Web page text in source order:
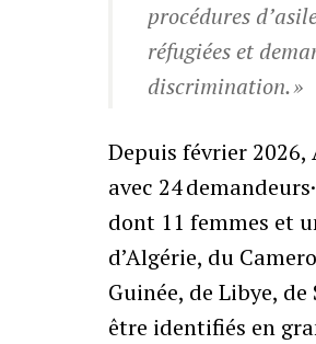
procédures
réfugiées et
discrimination. »
Depuis février
avec 24
dont 11 femmes et
d’Algérie, du
Guinée, de Libye,
être identifiés en